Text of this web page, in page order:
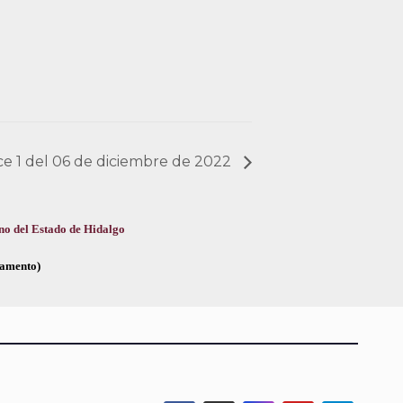
1 del 06 de diciembre de 2022
del Estado de Hidalgo